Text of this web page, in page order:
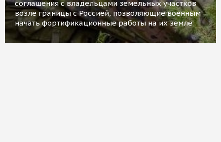
соглашения с владельцами земельных участков
возле границы с Россией, позволяющие военным
начать фортификационные работы на их земле